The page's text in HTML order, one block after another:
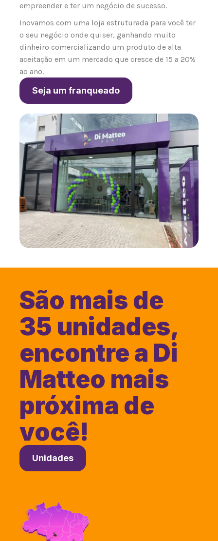
empreender e ter um negócio de sucesso.
Inovamos com uma loja estruturada para você ter
o seu negócio onde quiser, ganhando muito
dinheiro comercializando um produto de alta
aceitação em um mercado que cresce de 15 a 20%
ao ano.
Seja um franqueado
São mais de
35 unidades,
encontre a Di
Matteo mais
próxima de
você!
Unidades